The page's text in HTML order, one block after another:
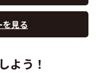
を見る
よう！